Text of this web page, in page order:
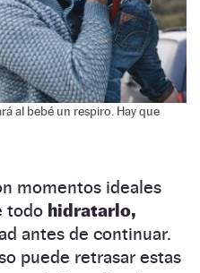
al bebé un respiro. Hay que
momentos ideales
todo hidratarlo,
antes de continuar.
puede retrasar estas